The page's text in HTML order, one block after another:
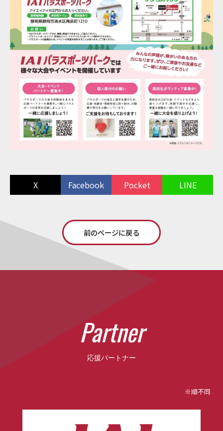
X Facebook Pocket LINE
前のページに戻る
Partner
応援パートナー
※順不同